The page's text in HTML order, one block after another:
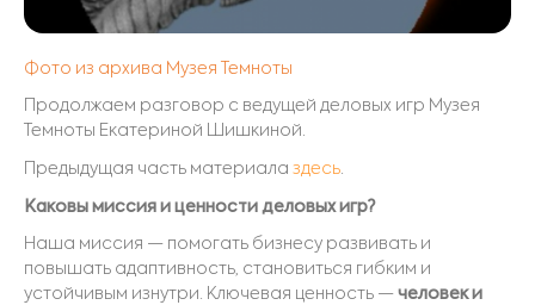
Фото из архива Музея Темноты
Продолжаем разговор с ведущей деловых игр Музея
Темноты Екатериной Шишкиной.
Предыдущая часть материала здесь.
Каковы миссия и ценности деловых игр?
Наша миссия — помогать бизнесу развивать и
повышать адаптивность, становиться гибким и
устойчивым изнутри. Ключевая ценность — человек и